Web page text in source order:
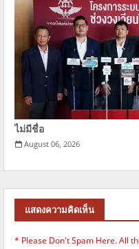
ไม่มีชื่อ
August 06, 2026
แสดงความคิดเห็น
* Please Don't Spam Here. All